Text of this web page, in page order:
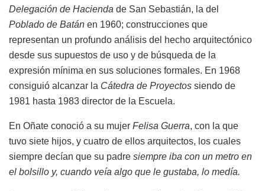
Delegación de Hacienda de San Sebastián, la del
Poblado de Batán en 1960; construcciones que
representan un profundo análisis del hecho arquitectónico
desde sus supuestos de uso y de búsqueda de la
expresión mínima en sus soluciones formales. En 1968
consiguió alcanzar la Cátedra de Proyectos siendo de
1981 hasta 1983 director de la Escuela.
En Oñate conoció a su mujer Felisa Guerra, con la que
tuvo siete hijos, y cuatro de ellos arquitectos, los cuales
siempre decían que su padre siempre iba con un metro en
el bolsillo y, cuando veía algo que le gustaba, lo medía.